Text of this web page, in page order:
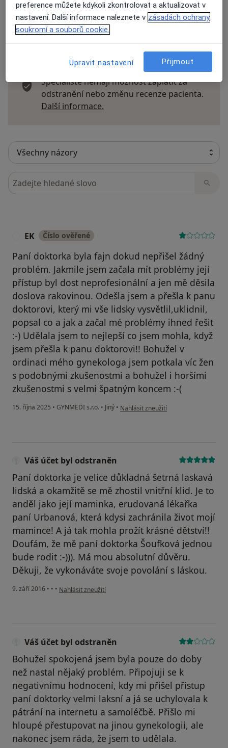
11 názorů
Recenze pacientů jsou pro nás důležité.
Specialisté nemají možnost zaplatit za
odstranění nebo změnu recenze pacienta.
Další informace.
Hledejte v názorech
EK Číslo ověřené
Paní doktorka byla fajn dokud nepřišel žádný
problém. Jakmile jsem začala mít problémy její
přístup byl dost neprofesionální a jen mě děsila
doslova rakovinou. Odešla jsem a přešla k panu
doktorovi, který mi vše lidsky vysvětlil,uklidnil,
popsal co a jak a začal mé problémy ihned řešit
:-) Udělala jsem to nejlepší co jsem mohla, když
jsem přešla k panu doktorovi!! Bohužel v
ordinaci mého gynekologa jsem potkala víc žen
s podobnými zkušenostmi a bohužel i horšími
zkušenostmi s velmi špatným koncem :-(
15. října 2025 • GYNMEDI s.r.o. • Jiný • podle názoru uživatele EK
Nahlásit zneužití
Váš účet byl odstraněn
Paní doktorka je velice důkladná šetrná laskavá
lidská a okamžitě se mě zhostil vnitřní klid. Je to
anděl jako její maminka, erudovaná lékařka
paní Urbanová, která kdysi zachránila život mojí
mamince! A já tak mohla prožít krásné dětství!!
Doufám, že mě paní doktorka Šoufková jednou
bude rodit :-))). Má mou absolutní důvěru.
Děkuji, že vykonáváte svoje povolání s láskou.
9. září 2016 • • • podle názoru uživatele Váš účet byl odstraněn
Nahlásit zneužití
Váš účet byl odstraněn
Bohužel spokojená jsem byla pouze do doby
než nastal nějaký problém. Připojuji se k
negativnímu hodnocení, kdy mi přišel přístup
paní doktorky velmi laksní a já se uchylovala k
pátrání na internetu a samoléčbě. Přišlo mi
hloupé přestupovat na jinou gynekologii, ale
nakonec jsem ráda, že jsem to udělala.
preference můžete kdykoli zkontrolovat a aktualizovat v
nastavení. Další informace naleznete v zásadách ochrany
soukromí a souborů cookie.
Upravit nastavení Přijmout